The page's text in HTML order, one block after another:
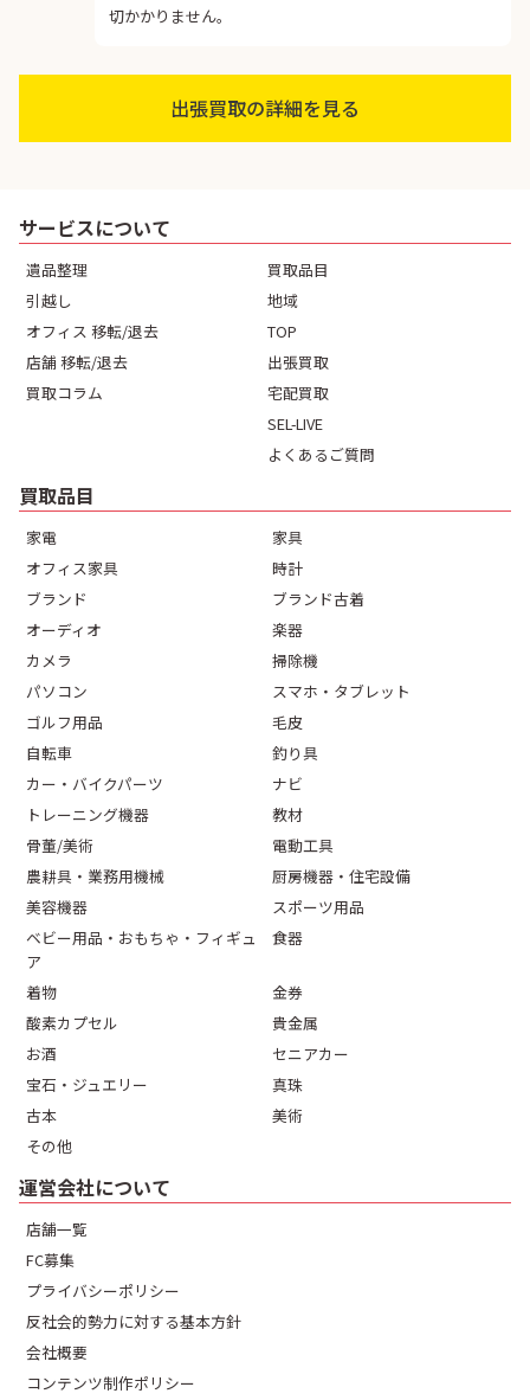
切かかりません。
出張買取の詳細を見る
サービスについて
遺品整理
引越し
オフィス 移転/退去
店舗 移転/退去
買取コラム
買取品目
地域
TOP
出張買取
宅配買取
SEL-LIVE
よくあるご質問
買取品目
家電
家具
オフィス家具
時計
ブランド
ブランド古着
オーディオ
楽器
カメラ
掃除機
パソコン
スマホ・タブレット
ゴルフ用品
毛皮
自転車
釣り具
カー・バイクパーツ
ナビ
トレーニング機器
教材
骨董/美術
電動工具
農耕具・業務用機械
厨房機器・住宅設備
美容機器
スポーツ用品
ベビー用品・おもちゃ・フィギュ
ア
食器
着物
金券
酸素カプセル
貴金属
お酒
セニアカー
宝石・ジュエリー
真珠
古本
美術
その他
運営会社について
店舗一覧
FC募集
プライバシーポリシー
反社会的勢力に対する基本方針
会社概要
コンテンツ制作ポリシー